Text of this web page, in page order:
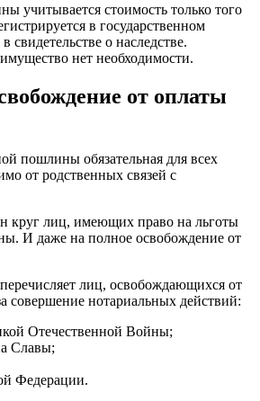
учитывается стоимость только того
в государственном
свидетельстве о наследстве.
нет необходимости.
от оплаты
пошлины обязательная для всех
от родственных связей с
круг лиц, имеющих право на льготы
И даже на полное освобождение от
лиц, освобождающихся от
совершение нотариальных действий:
Отечественной Войны;
Славы;
Федерации.